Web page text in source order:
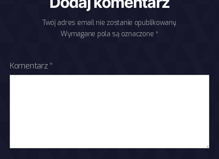
Twój adres email nie zostanie opublikowany.
Wymagane pola są oznaczone *
Komentarz*